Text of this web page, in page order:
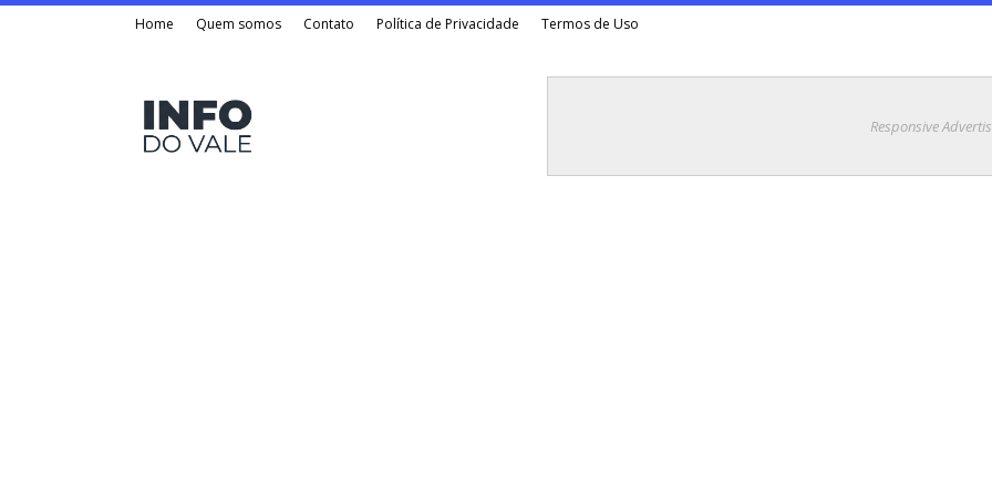
Home Quem somos Contato Política de Privacidade Termos de Uso
Responsive